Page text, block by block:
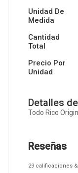
Unidad De
Medida
Cantidad
Total
Precio Por
Unidad
Detalles
Todo Rico
Reseñas
29 calificaciones